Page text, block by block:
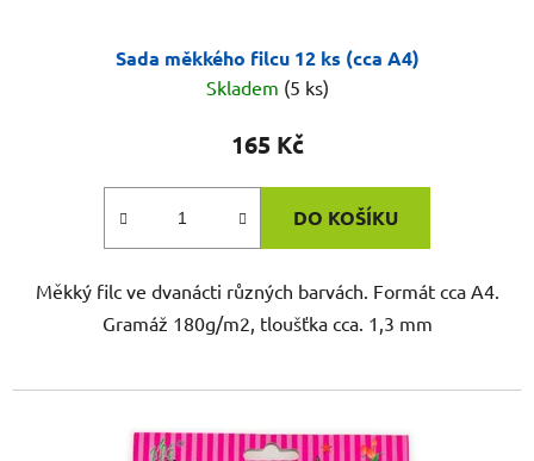
Sada měkkého filcu 12 ks (cca A4)
Skladem (5 ks)
165 Kč
DO KOŠÍKU
Měkký filc ve dvanácti různých barvách. Formát cca A4.
Gramáž 180g/m2, tloušťka cca. 1,3 mm